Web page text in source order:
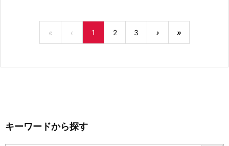
« ‹ 1 2 3 › »
キーワードから探す